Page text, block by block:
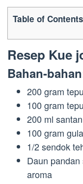
Table of Contents
Resep Kue
Bahan-
200 gram
100 gram
200 ml
100 gram
1/2 sendok
Daun
aroma